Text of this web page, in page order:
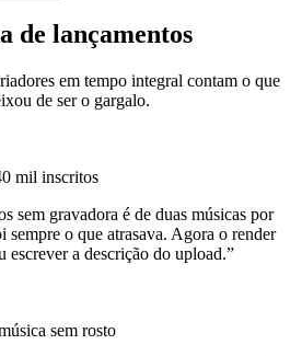
de lançamentos
em tempo integral contam o que
de ser o gargalo.
mil inscritos
sem gravadora é de duas músicas por
sempre o que atrasava. Agora o render
escrever a descrição do upload.”
sem rosto